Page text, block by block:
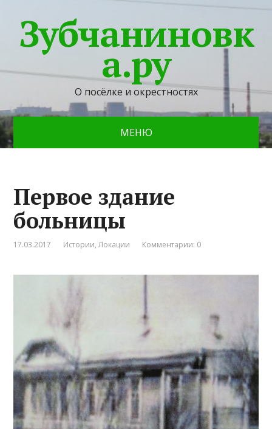
Зубчаниновк
а.ру
О посёлке и окрестностях
МЕНЮ
Первое здание
больницы
17.03.2017 Истории,Локации Комментарии: 0